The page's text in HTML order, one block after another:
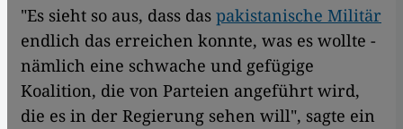
"Es sieht so aus, dass das pakistanische Militär
endlich das erreichen konnte, was es wollte -
nämlich eine schwache und gefügige
Koalition, die von Parteien angeführt wird,
die es in der Regierung sehen will", sagte ein